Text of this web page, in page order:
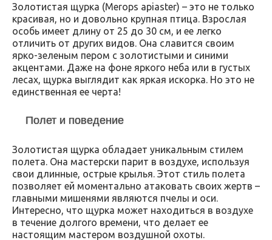
Золотистая щурка (Merops apiaster) – это не только
красивая, но и довольно крупная птица. Взрослая
особь имеет длину от 25 до 30 см, и ее легко
отличить от других видов. Она славится своим
ярко-зеленым пером с золотистыми и синими
акцентами. Даже на фоне яркого неба или в густых
лесах, щурка выглядит как яркая искорка. Но это не
единственная ее черта!
Полет и поведение
Золотистая щурка обладает уникальным стилем
полета. Она мастерски парит в воздухе, используя
свои длинные, острые крылья. Этот стиль полета
позволяет ей моментально атаковать своих жертв –
главными мишенями являются пчелы и оси.
Интересно, что щурка может находиться в воздухе
в течение долгого времени, что делает ее
настоящим мастером воздушной охоты.